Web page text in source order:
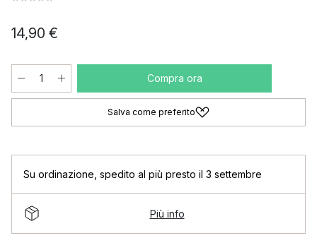
14,90 €
Compra ora
Salva come preferito
Su ordinazione spedito al più presto il 3 settembre
Più info